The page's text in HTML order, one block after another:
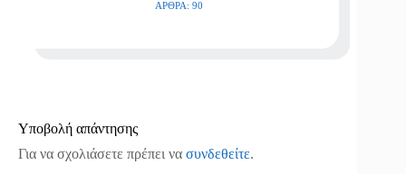
ΆΡΘΡΑ: 90
Υποβολή απάντησης
Για να σχολιάσετε πρέπει να συνδεθείτε.